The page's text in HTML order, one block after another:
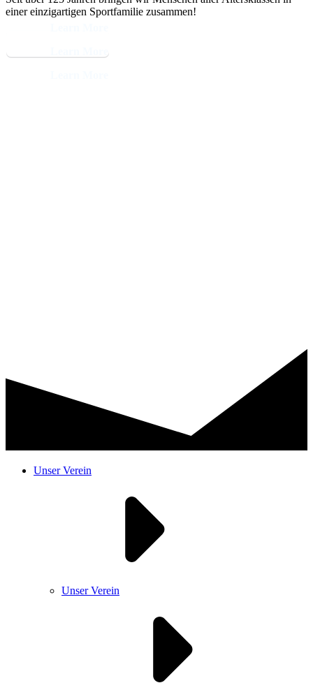
einer einzigartigen Sportfamilie zusammen!
Unser Verein
Unser Verein